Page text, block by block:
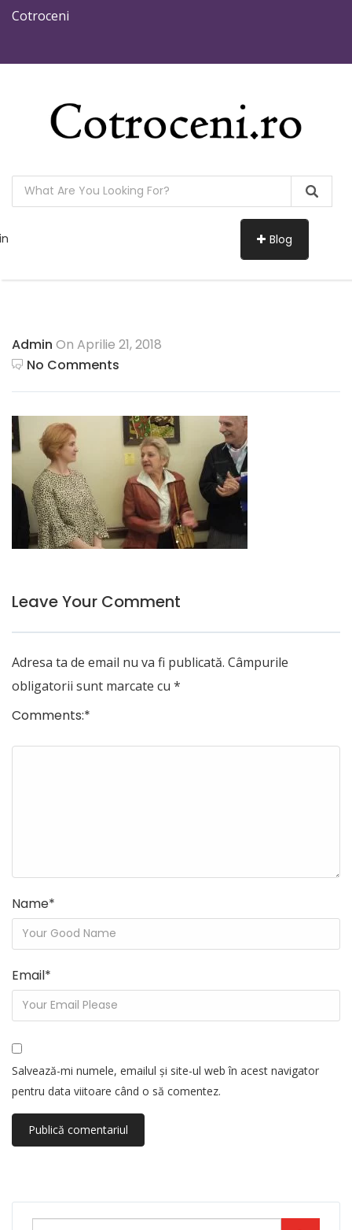
Cotroceni
Blog
Admin On Aprilie 21, 2018
No Comments
Leave Your Comment
Adresa ta de email nu va fi publicată. Câmpurile
obligatorii sunt marcate cu *
Comments:*
Name*
Email*
Salvează-mi numele, emailul și site-ul web în acest navigator
pentru data viitoare când o să comentez.